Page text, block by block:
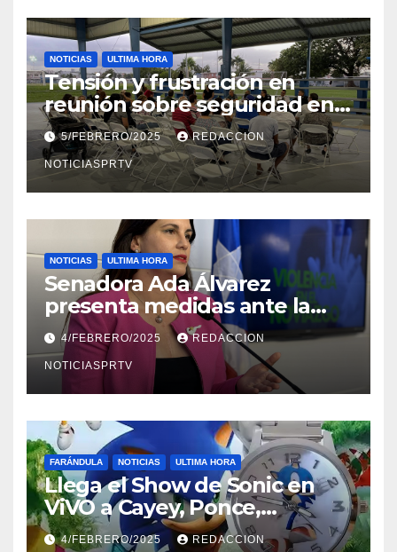
NOTICIAS ULTIMA HORA
Tensión y frustración en
reunión sobre seguridad en
Reparto Metropolitano
5/FEBRERO/2025 REDACCION
NOTICIASPRTV
NOTICIAS ULTIMA HORA
Senadora Ada Álvarez
presenta medidas ante la
violencia en el noviazgo
4/FEBRERO/2025 REDACCION
NOTICIASPRTV
FARÁNDULA NOTICIAS ULTIMA HORA
Llega el Show de Sonic en
ViVO a Cayey, Ponce,
Barceloneta y Humacao,
4/FEBRERO/2025 REDACCION